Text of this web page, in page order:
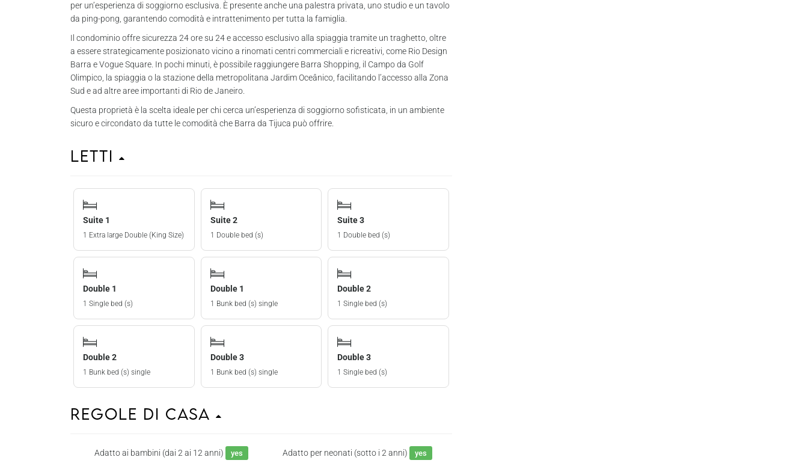
per un’esperienza di soggiorno esclusiva. È presente anche una palestra privata, uno studio e un tavolo
da ping-pong, garantendo comodità e intrattenimento per tutta la famiglia.
Il condominio offre sicurezza 24 ore su 24 e accesso esclusivo alla spiaggia tramite un traghetto, oltre
a essere strategicamente posizionato vicino a rinomati centri commerciali e ricreativi, come Rio Design
Barra e Vogue Square. In pochi minuti, è possibile raggiungere Barra Shopping, il Campo da Golf
Olimpico, la spiaggia o la stazione della metropolitana Jardim Oceânico, facilitando l’accesso alla Zona
Sud e ad altre aree importanti di Rio de Janeiro.
Questa proprietà è la scelta ideale per chi cerca un’esperienza di soggiorno sofisticata, in un ambiente
sicuro e circondato da tutte le comodità che Barra da Tijuca può offrire.
Letti
Suite 1
1 Extra large Double (King Size)
Suite 2
1 Double bed (s)
Suite 3
1 Double bed (s)
Double 1
1 Single bed (s)
Double 1
1 Bunk bed (s) single
Double 2
1 Single bed (s)
Double 2
1 Bunk bed (s) single
Double 3
1 Bunk bed (s) single
Double 3
1 Single bed (s)
Regole di casa
Adatto ai bambini (dai 2 ai 12 anni) yes Adatto per neonati (sotto i 2 anni) yes